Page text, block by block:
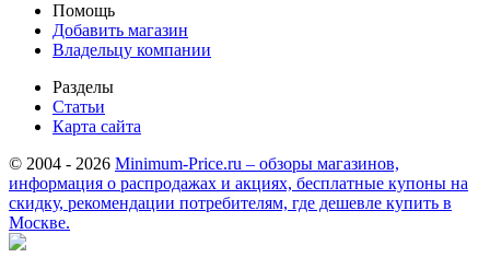
Помощь
Добавить магазин
Владельцу компании
Разделы
Статьи
Карта сайта
© 2004 - 2026 Minimum-Price.ru – обзоры магазинов,
информация о распродажах и акциях, бесплатные купоны на
скидку, рекомендации потребителям, где дешевле купить в
Москве.